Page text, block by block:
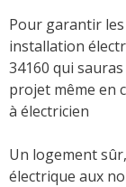
Pour garantir
installation
34160 qui
projet même en
à électricien
Un logement
électrique aux